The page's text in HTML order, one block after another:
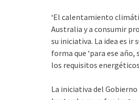
‘El calentamiento
Australia y a consumir
su iniciativa. La idea es ir
forma que ‘para ese
los requisitos
La iniciativa del